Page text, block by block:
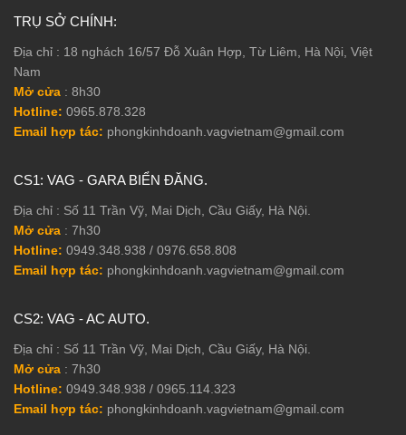
TRỤ SỞ CHÍNH:
Địa chỉ : 18 nghách 16/57 Đỗ Xuân Hợp, Từ Liêm, Hà Nội, Việt
Nam
Mở cửa : 8h30
Hotline: 0965.878.328
Email hợp tác: phongkinhdoanh.vagvietnam@gmail.com
CS1: VAG - GARA BIỂN ĐĂNG.
Địa chỉ : Số 11 Trần Vỹ, Mai Dịch, Cầu Giấy, Hà Nội.
Mở cửa : 7h30
Hotline: 0949.348.938 / 0976.658.808
Email hợp tác: phongkinhdoanh.vagvietnam@gmail.com
CS2: VAG - AC AUTO.
Địa chỉ : Số 11 Trần Vỹ, Mai Dịch, Cầu Giấy, Hà Nội.
Mở cửa : 7h30
Hotline: 0949.348.938 / 0965.114.323
Email hợp tác: phongkinhdoanh.vagvietnam@gmail.com